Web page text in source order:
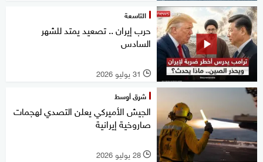
التاسعة
حرب إيران .. تصعيد يمتد للشهر
السادس
l 31 يوليو 2026
شرق أوسط
الجيش الأميركي يعلن التصدي لهجمات
صاروخية إيرانية
l 28 يوليو 2026